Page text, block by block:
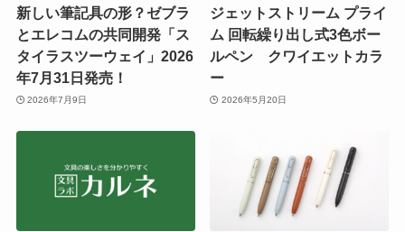
新しい筆記具の形？ゼブラ
とエレコムの共同開発「ス
タイラスツーウェイ」2026
年7月31日発売！
2026年7月9日
ジェットストリーム プライ
ム 回転繰り出し式3色ボー
ルペン クワイエットカラ
ー
2026年5月20日